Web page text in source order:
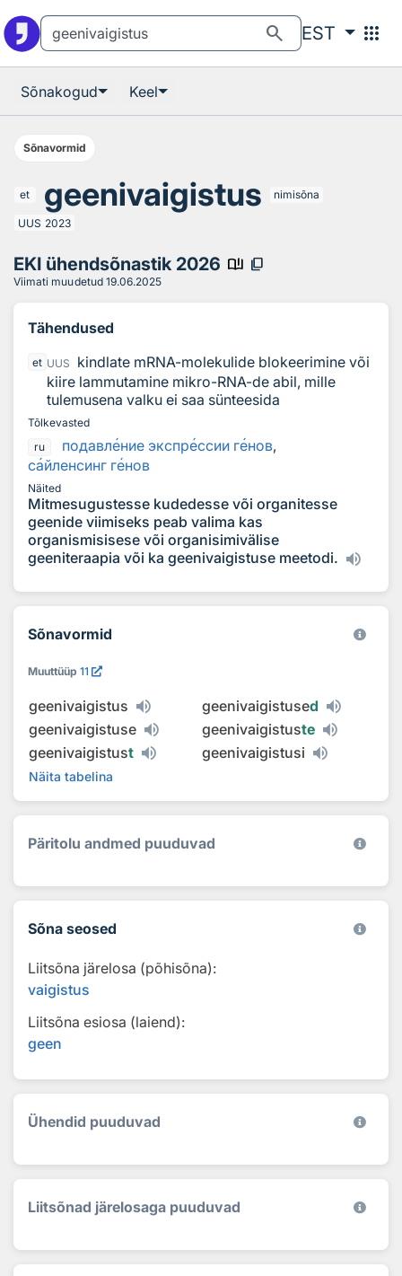
search EST apps
Sõnakogud Keel
Sõnavormid
et geenivaigistus nimisõna
UUS 2023
EKI ühendsõnastik 2026 book_ribbon content_copy
Viimati muudetud 19.06.2025
Tähendused
et UUS
kindlate mRNA-molekulide blokeerimine või
kiire lammutamine mikro-RNA-de abil, mille
tulemusena valku ei saa sünteesida
Tõlkevasted
ru
подавление экспрессии генов,
сайленсинг генов
Näited
Mitmesugustesse kudedesse või organitesse
geenide viimiseks peab valima kas
organismisisese või organisimivälise
geeniteraapia või ka geenivaigistuse meetodi.
Sõnavormid
Muuttüüp 11
geenivaigistus geenivaigistused
geenivaigistuse
geenivaigistuste
geenivaigistust geenivaigistusi
Näita tabelina
Päritolu andmed puuduvad
Sõna seosed
Liitsõna järelosa (põhisõna):
vaigistus
Liitsõna esiosa (laiend):
geen
Ühendid puuduvad
Liitsõnad järelosaga puuduvad